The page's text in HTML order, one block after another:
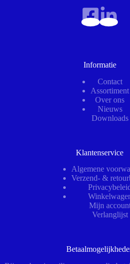
Informatie
Contact
Assortiment
Over ons
Nieuws
Downloads
Klantenservice
Algemene
Verzend- &
Mijn
Verlanglijst